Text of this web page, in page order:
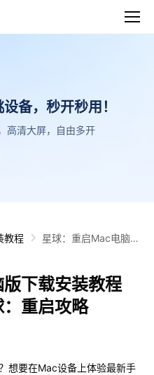
备，秒开秒用！
高清大屏，自由多开
教程
星球：重启Mac电脑版
下载安装教程
重启攻略
想要在Mac设备上体验最新手